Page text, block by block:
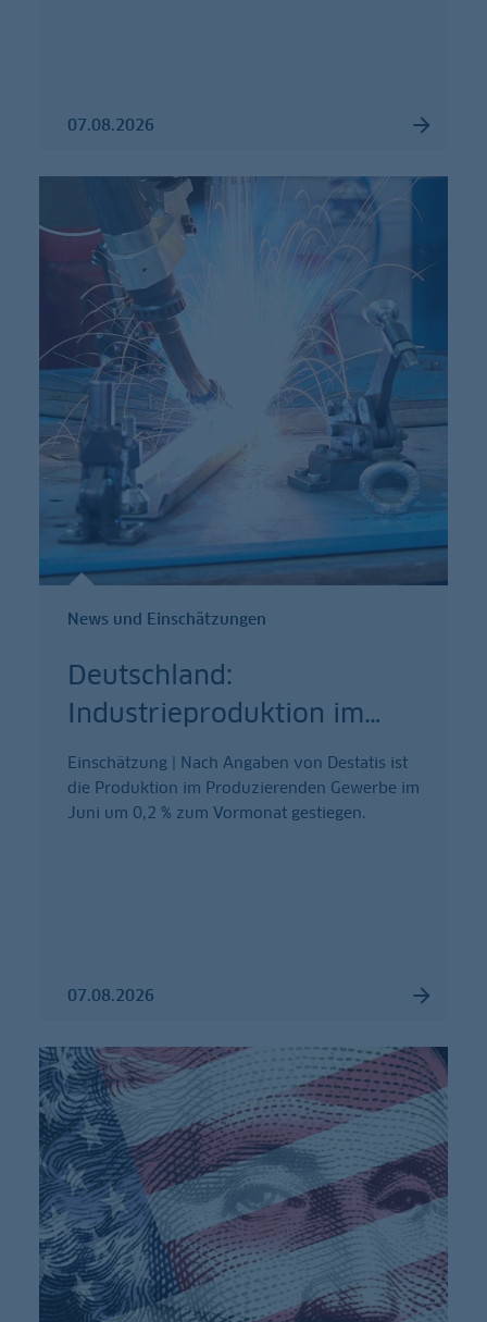
07.08.2026
News und Einschätzungen
Deutschland:
Industrieproduktion im…
Einschätzung | Nach Angaben von Destatis ist
die Produktion im Produzierenden Gewerbe im
Juni um 0,2 % zum Vormonat gestiegen.
07.08.2026